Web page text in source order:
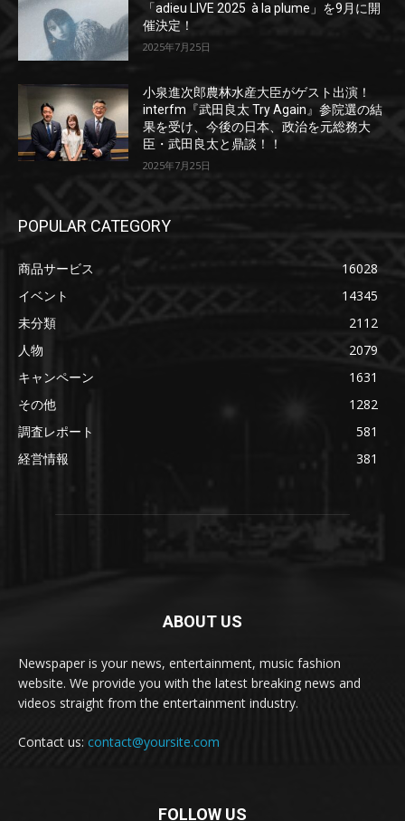
「adieu LIVE 2025 à la plume」を9月に開
催決定！
2025年7月25日
小泉進次郎農林水産大臣がゲスト出演！
interfm『武田良太 Try Again』参院選の結
果を受け、今後の日本、政治を元総務大
臣・武田良太と鼎談！！
2025年7月25日
POPULAR CATEGORY
商品サービス
16028
イベント
14345
未分類
2112
人物
2079
キャンペーン
1631
その他
1282
調査レポート
581
経営情報
381
ABOUT US
Newspaper is your news, entertainment, music fashion
website. We provide you with the latest breaking news and
videos straight from the entertainment industry.
Contact us: contact@yoursite.com
FOLLOW US